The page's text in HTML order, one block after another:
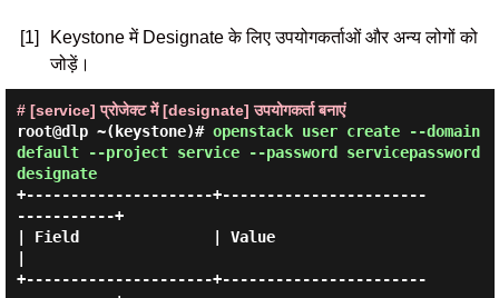
[1]
Keystone में Designate के लिए उपयोगकर्ताओं और अन्य लोगों को
जोड़ें।
# [service] प्रोजेक्ट में [designate] उपयोगकर्ता बनाएं
root@dlp ~(keystone)# openstack user create --domain
default --project service --password servicepassword
designate
+---------------------+-----------------------
-----------+
| Field               | Value
+---------------------+-----------------------